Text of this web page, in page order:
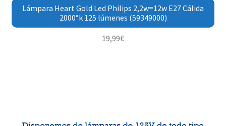
Lámpara Heart Gold Led Philips 2,2w=12w E27 Cálida
2000°k 125 lúmenes (59349000)
19,99€